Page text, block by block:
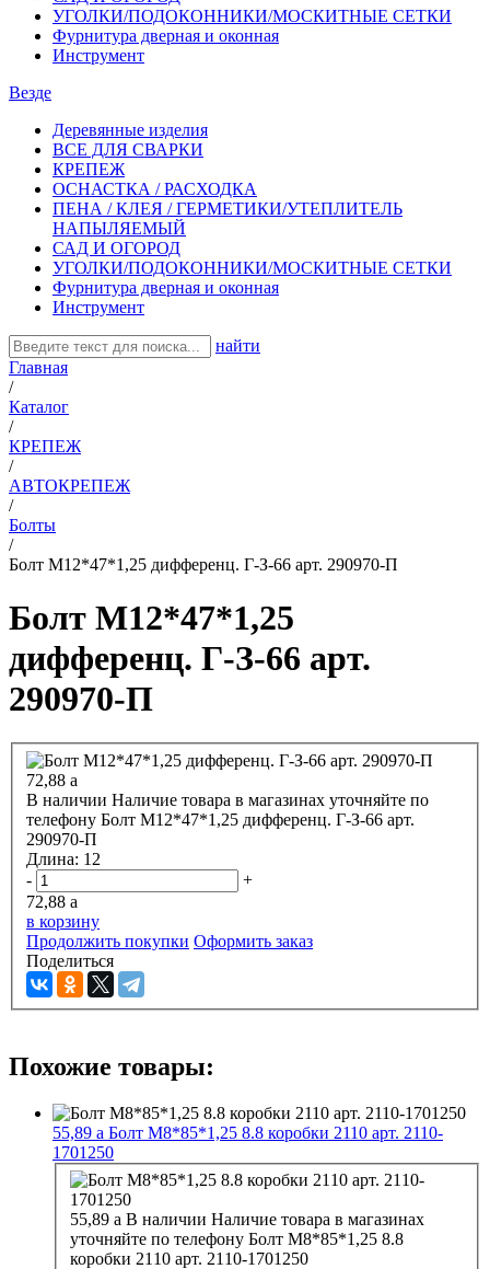
УГОЛКИ/ПОДОКОННИКИ/МОСКИТНЫЕ СЕТКИ
Фурнитура дверная и оконная
Инструмент
Везде
Деревянные изделия
ВСЕ ДЛЯ СВАРКИ
КРЕПЕЖ
ОСНАСТКА / РАСХОДКА
ПЕНА / КЛЕЯ / ГЕРМЕТИКИ/УТЕПЛИТЕЛЬ
НАПЫЛЯЕМЫЙ
САД И ОГОРОД
УГОЛКИ/ПОДОКОННИКИ/МОСКИТНЫЕ СЕТКИ
Фурнитура дверная и оконная
Инструмент
найти
Главная
/
Каталог
/
КРЕПЕЖ
/
АВТОКРЕПЕЖ
/
Болты
/
Болт М12*47*1,25 дифференц. Г-З-66 арт. 290970-П
Болт М12*47*1,25
дифференц. Г-З-66 арт.
290970-П
72,88 a
В наличии Наличие товара в магазинах уточняйте по
телефону Болт М12*47*1,25 дифференц. Г-З-66 арт.
290970-П
Длина: 12
-
+
72,88 a
в корзину
Продолжить покупки Оформить заказ
Поделиться
Похожие товары:
55,89 a Болт М8*85*1,25 8.8 коробки 2110 арт. 2110-
1701250
55,89 a В наличии Наличие товара в магазинах
уточняйте по телефону Болт М8*85*1,25 8.8
коробки 2110 арт. 2110-1701250